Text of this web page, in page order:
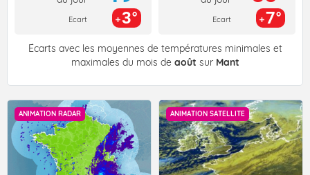
Ecart 3° Ecart 7°
Écarts avec les moyennes de températures minimales et
maximales du mois de août sur Mant
ANIMATION RADAR ANIMATION SATELLITE